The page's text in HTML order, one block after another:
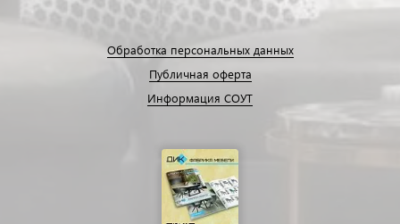
Обработка персональных данных
Публичная оферта
Информация СОУТ